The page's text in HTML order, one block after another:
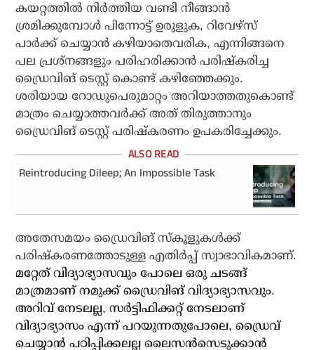
കയറ്റത്തില്‍ നിര്‍ത്തിയ വണ്ടി നീങ്ങാന്‍
ശ്രമിക്കുമ്പോള്‍ പിന്നോട്ട് ഉരുളുക, റിവേഴ്‌സ്
പാര്‍ക്ക് ചെയ്യാന്‍ കഴിയാതെവരിക, എന്നിങ്ങനെ
പല പ്രശ്‌നങ്ങളും പരിഹരിക്കാന്‍ പരിഷ്‌കരിച്ച
ഡ്രൈവിങ് ടെസ്റ്റ് കൊണ്ട് കഴിഞ്ഞേക്കും.
ശരിയായ റോഡുപെരുമാറ്റം അറിയാത്തതുകൊണ്ട്
മാത്രം ചെയ്യാത്തവര്‍ക്ക് അത് തിരുത്താനും
ഡ്രൈവിങ് ടെസ്റ്റ് പരിഷ്‌കരണം ഉപകരിച്ചേക്കും.
Reintroducing Dileep; An Impossible Task
അതേസമയം ഡ്രൈവിങ് സ്‌കൂളുകള്‍ക്ക്
പരിഷ്‌കരണത്തോടുള്ള എതിര്‍പ്പ് സ്വാഭാവികമാണ്.
മറ്റേത് വിദ്യാഭ്യാസവും പോലെ ഒരു ചടങ്ങ്
മാത്രമാണ് നമുക്ക് ഡ്രൈവിങ് വിദ്യാഭ്യാസവും.
അറിവ് നേടലല്ല, സര്‍ട്ടിഫിക്കറ്റ് നേടലാണ്
വിദ്യാഭ്യാസം എന്ന് പറയുന്നതുപോലെ, ഡ്രൈവ്
ചെയ്യാന്‍ പഠിപ്പിക്കലല്ല ലൈസന്‍സെടുക്കാന്‍